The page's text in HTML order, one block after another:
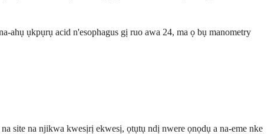
ụkpụrụ acid n'esophagus gị ruo awa 24, ma ọ bụ manometry
site na njikwa kwesịrị ekwesị, ọtụtụ ndị nwere ọnọdụ a na-eme nke